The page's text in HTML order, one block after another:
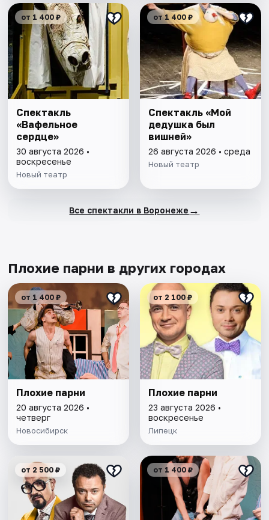
от 1 400 ₽
Спектакль
«Вафельное
сердце»
30 августа 2026 •
воскресенье
Новый театр
от 1 400 ₽
Спектакль «Мой
дедушка был
вишней»
26 августа 2026 • среда
Новый театр
Все спектакли в Воронеже →
Плохие парни в других городах
от 1 400 ₽
Плохие парни
20 августа 2026 •
четверг
Новосибирск
от 2 100 ₽
Плохие парни
23 августа 2026 •
воскресенье
Липецк
от 2 500 ₽ от 1 400 ₽